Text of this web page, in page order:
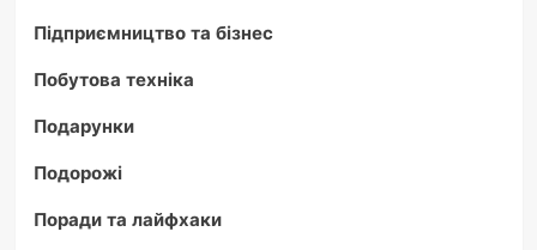
Підприємництво та бізнес
Побутова техніка
Подарунки
Подорожі
Поради та лайфхаки